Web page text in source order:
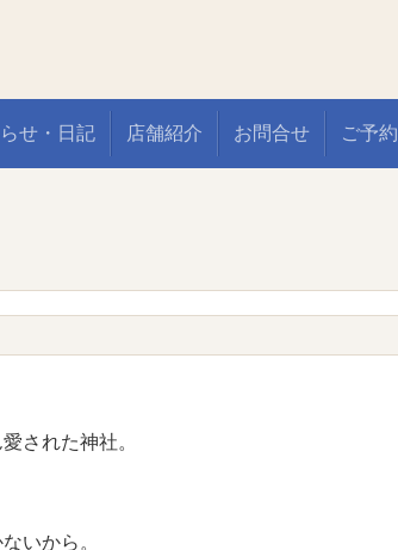
せ・日記 店舗紹介 お問合せ ご予約
された神社。
いから。